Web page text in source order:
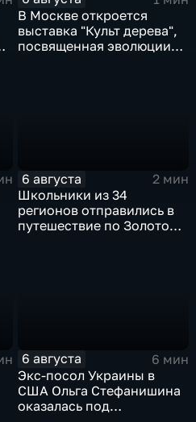
В Москве откроется
выставка "Культ дерева",
посвященная эволюции
6 августа
2 мин
Школьники из 34
регионов отправились в
путешествие по Золотому
6 августа
6 мин
Экс-посол Украины в
США Ольга Стефанишина
оказалась под